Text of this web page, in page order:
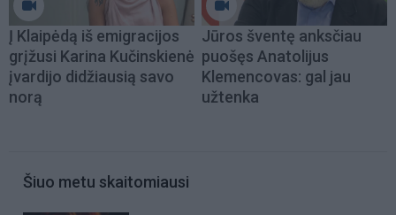
Į Klaipėdą iš emigracijos
grįžusi Karina Kučinskienė
įvardijo didžiausią savo
norą
Jūros šventę anksčiau
puošęs Anatolijus
Klemencovas: gal jau
užtenka
Šiuo metu skaitomiausi